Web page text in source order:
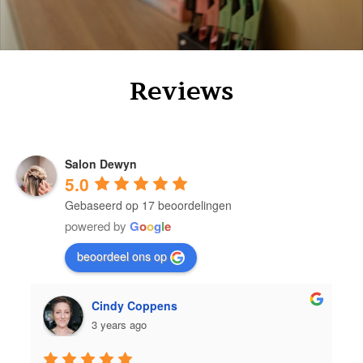
Reviews
Salon Dewyn
5.0
Gebaseerd op 17 beoordelingen
powered by Google
beoordeel ons op
Linda Fiers
3 years ago